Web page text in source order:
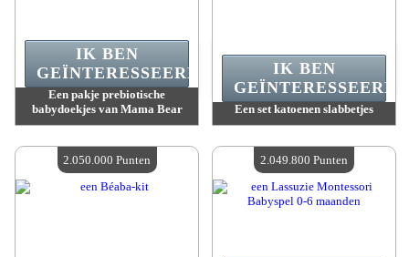
Een pakje prebiotische
babydoekjes van Mama Bear
Beschikbare hoeveelheid :4
IK BEN
GEÏNTERESSEERD.
Een set katoenen slabbetjes
Beschikbare hoeveelheid :4
IK BEN
GEÏNTERESSEERD.
2.050.000 Punten 2.049.800 Punten